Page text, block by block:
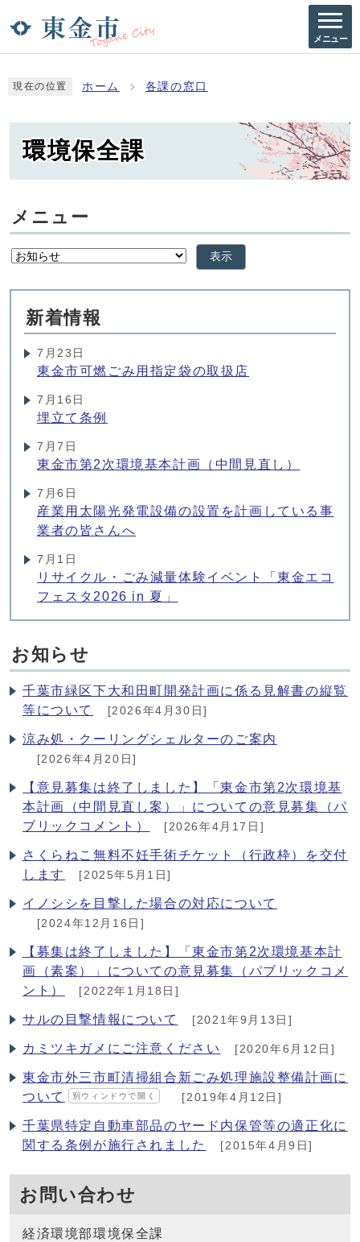
メニュー
現在の位置 ホーム 各課の窓口
環境保全課
メニュー
表示
新着情報
7月23日
東金市可燃ごみ用指定袋の取扱店
7月16日
埋立て条例
7月7日
東金市第2次環境基本計画（中間見直し）
7月6日
産業用太陽光発電設備の設置を計画している事
業者の皆さんへ
7月1日
リサイクル・ごみ減量体験イベント「東金エコ
フェスタ2026 in 夏」
お知らせ
千葉市緑区下大和田町開発計画に係る見解書の縦覧
等について
[2026年4月30日]
涼み処・クーリングシェルターのご案内
[2026年4月20日]
【意見募集は終了しました】「東金市第2次環境基
本計画（中間見直し案）」についての意見募集（パ
ブリックコメント）
[2026年4月17日]
さくらねこ無料不妊手術チケット（行政枠）を交付
します
[2025年5月1日]
イノシシを目撃した場合の対応について
[2024年12月16日]
【募集は終了しました】「東金市第2次環境基本計
画（素案）」についての意見募集（パブリックコメ
ント）
[2022年1月18日]
サルの目撃情報について [2021年9月13日]
カミツキガメにご注意ください [2020年6月12日]
東金市外三市町清掃組合新ごみ処理施設整備計画に
ついて
別ウィンドウで開く [2019年4月12日]
千葉県特定自動車部品のヤード内保管等の適正化に
関する条例が施行されました
[2015年4月9日]
お問い合わせ
経済環境部環境保全課